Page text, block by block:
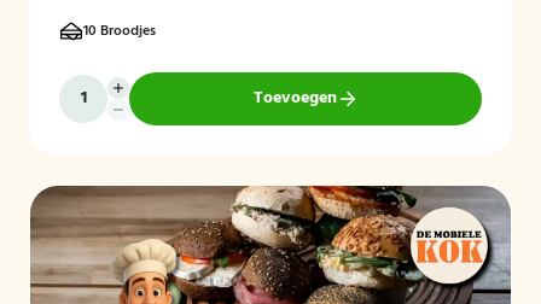
10 Broodjes
Toevoegen